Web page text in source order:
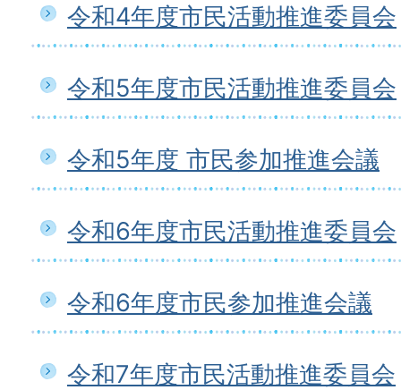
令和4年度市民活動推進委員会
令和5年度市民活動推進委員会
令和5年度 市民参加推進会議
令和6年度市民活動推進委員会
令和6年度市民参加推進会議
令和7年度市民活動推進委員会